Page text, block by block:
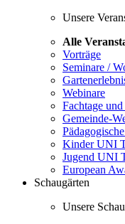
Unsere
Alle
Vorträge
Seminare /
Webinare
Fachtage
Gemeinde-
Kinder UNI
Jugend UNI
European
Schaugärten
Unsere